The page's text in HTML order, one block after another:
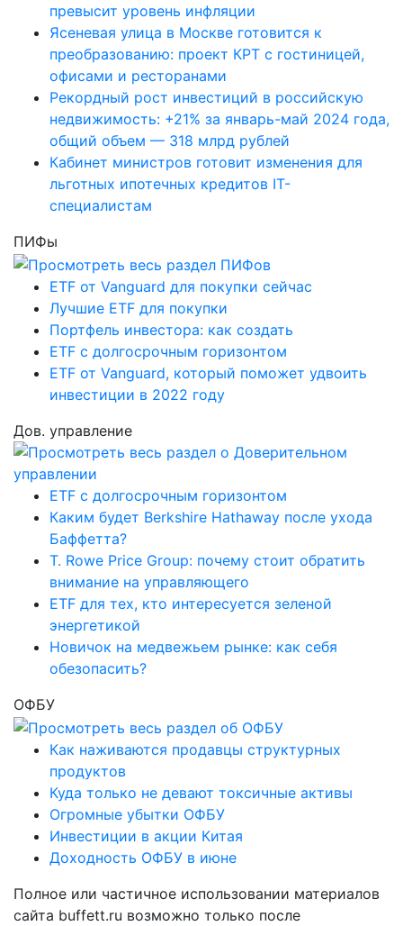
превысит уровень инфляции
Ясеневая улица в Москве готовится к
преобразованию: проект КРТ с гостиницей,
офисами и ресторанами
Рекордный рост инвестиций в российскую
недвижимость: +21% за январь-май 2024 года,
общий объем — 318 млрд рублей
Кабинет министров готовит изменения для
льготных ипотечных кредитов IT-
специалистам
ПИФы
ETF от Vanguard для покупки сейчас
Лучшие ETF для покупки
Портфель инвестора: как создать
ETF с долгосрочным горизонтом
ETF от Vanguard, который поможет удвоить
инвестиции в 2022 году
Дов. управление
ETF с долгосрочным горизонтом
Каким будет Berkshire Hathaway после ухода
Баффетта?
T. Rowe Price Group: почему стоит обратить
внимание на управляющего
ETF для тех, кто интересуется зеленой
энергетикой
Новичок на медвежьем рынке: как себя
обезопасить?
ОФБУ
Как наживаются продавцы структурных
продуктов
Куда только не девают токсичные активы
Огромные убытки ОФБУ
Инвестиции в акции Китая
Доходность ОФБУ в июне
Полное или частичное использовании материалов
сайта buffett.ru возможно только после